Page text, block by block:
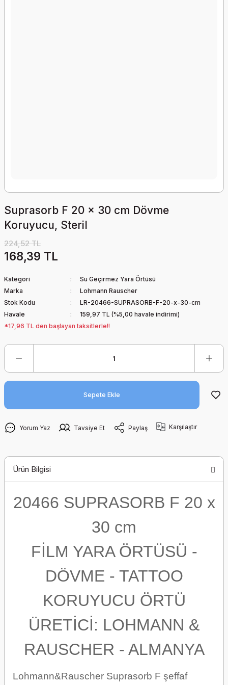
Suprasorb F 20 x 30 cm Dövme
Koruyucu, Steril
224,52 TL
168,39 TL
Kategori
Su Geçirmez Yara Örtüsü
Marka
Lohmann Rauscher
Stok Kodu
LR-20466-SUPRASORB-F-20-x-30-cm
Havale
159,97 TL (%5,00 havale indirimi)
*17,96 TL den başlayan taksitlerle!!
Sepete Ekle
Yorum Yaz Tavsiye Et Paylaş Karşılaştır
Ürün Bilgisi
20466 SUPRASORB F 20 x
30 cm
FİLM YARA ÖRTÜSÜ -
DÖVME - TATTOO
KORUYUCU ÖRTÜ
ÜRETİCİ: LOHMANN &
RAUSCHER - ALMANYA
Lohmann&Rauscher Suprasorb F şeffaf